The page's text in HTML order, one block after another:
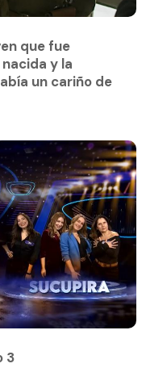
y la
un cariño de
que fue
y la
un cariño de
3